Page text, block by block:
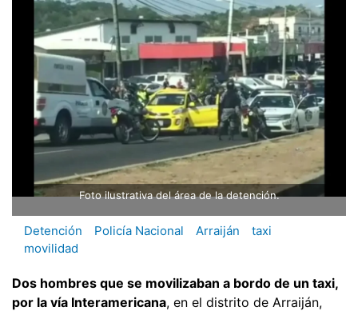
Foto ilustrativa del área de la detención.
Detención Policía Nacional Arraiján
taxi
movilidad
Dos hombres que se movilizaban a bordo de un taxi,
por la vía Interamericana, en el distrito de Arraiján,